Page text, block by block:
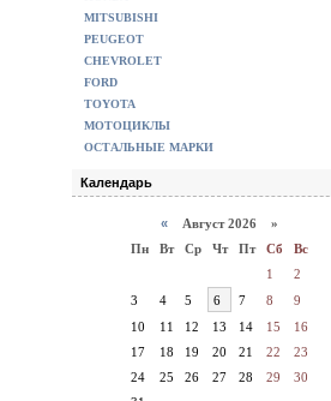
MITSUBISHI
PEUGEOT
CHEVROLET
FORD
TOYOTA
МОТОЦИКЛЫ
ОСТАЛЬНЫЕ МАРКИ
Календарь
« Август 2026 »
Пн
Вт Ср Чт Пт Сб
Вс
1
2
3
4 5 6 7 8
9
10
11 12 13 14 15
16
17
18 19 20 21 22
23
24
25 26 27 28 29
30